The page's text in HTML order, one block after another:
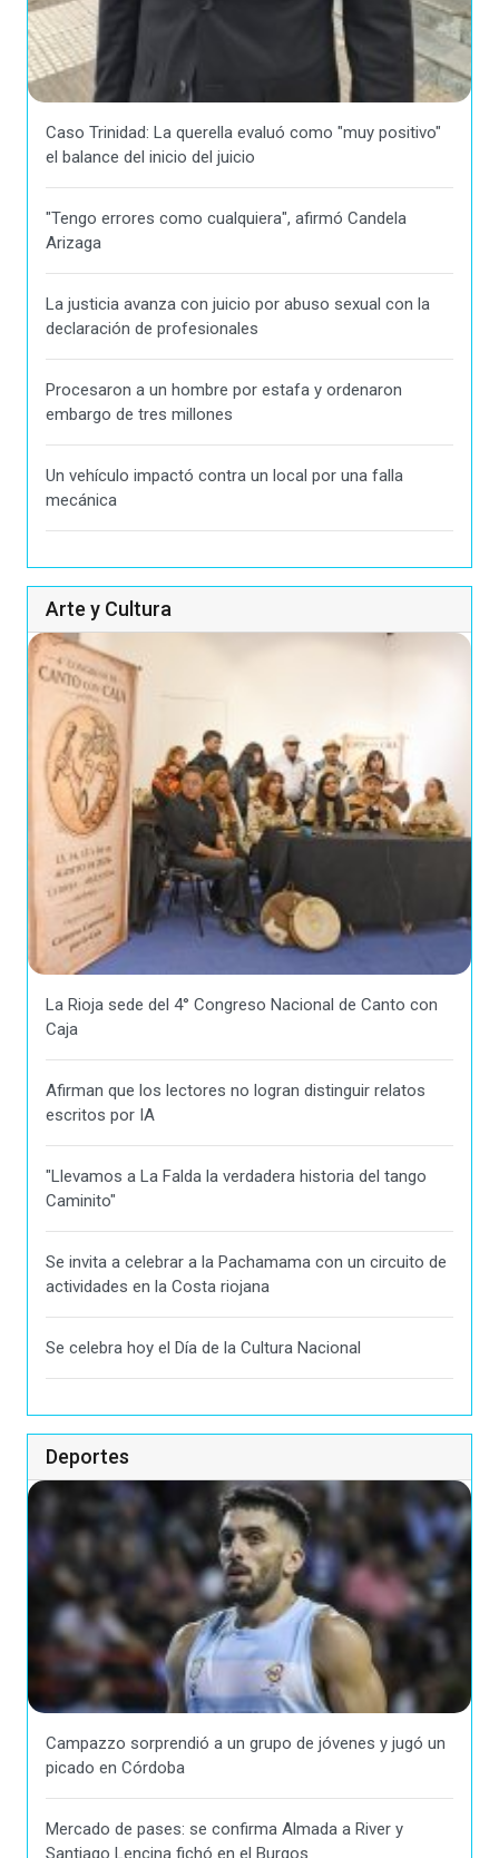
Caso Trinidad: La querella evaluó como "muy positivo"
el balance del inicio del juicio
"Tengo errores como cualquiera", afirmó Candela
Arizaga
La justicia avanza con juicio por abuso sexual con la
declaración de profesionales
Procesaron a un hombre por estafa y ordenaron
embargo de tres millones
Un vehículo impactó contra un local por una falla
mecánica
Arte y Cultura
La Rioja sede del 4° Congreso Nacional de Canto con
Caja
Afirman que los lectores no logran distinguir relatos
escritos por IA
"Llevamos a La Falda la verdadera historia del tango
Caminito"
Se invita a celebrar a la Pachamama con un circuito de
actividades en la Costa riojana
Se celebra hoy el Día de la Cultura Nacional
Deportes
Campazzo sorprendió a un grupo de jóvenes y jugó un
picado en Córdoba
Mercado de pases: se confirma Almada a River y
Santiago Lencina fichó en el Burgos